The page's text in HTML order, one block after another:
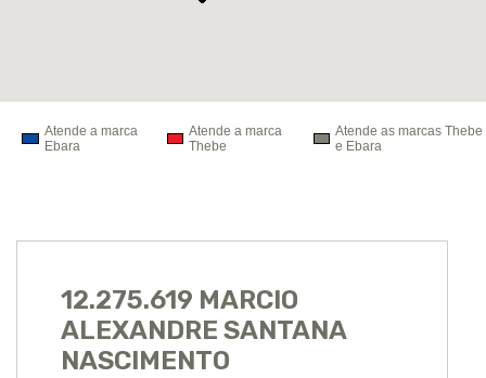
Atende a marca
Ebara
Atende a marca
Thebe
Atende as marcas Thebe
e Ebara
12.275.619 MARCIO
ALEXANDRE SANTANA
NASCIMENTO